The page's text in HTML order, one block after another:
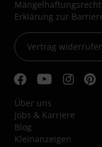
Mängelhaftungsrecht
Erklärung zur
Vertrag widerrufen
Über uns
Jobs & Karriere
Blog
Kleinanzeigen